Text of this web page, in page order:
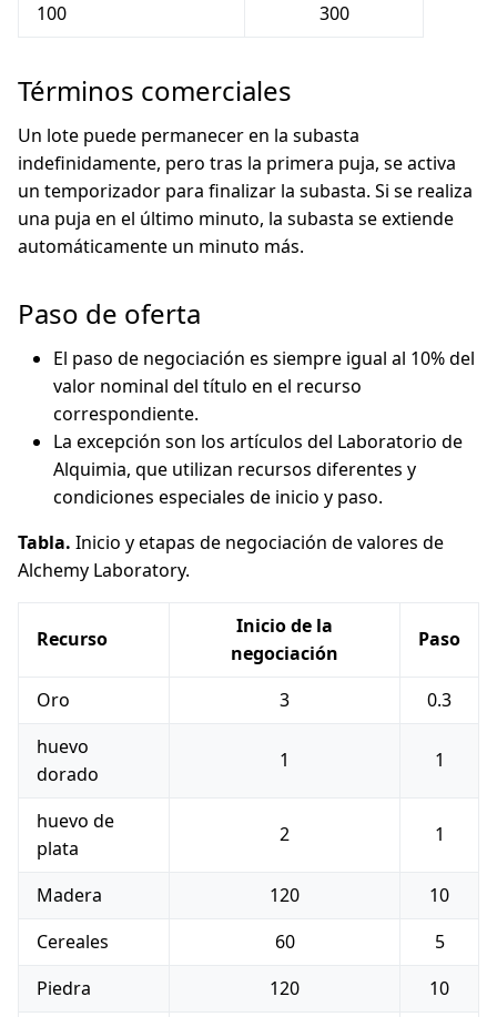
100
300
Términos comerciales
Un lote puede permanecer en la subasta
indefinidamente, pero tras la primera puja, se activa
un temporizador para finalizar la subasta. Si se realiza
una puja en el último minuto, la subasta se extiende
automáticamente un minuto más.
Paso de oferta
El paso de negociación es siempre igual al 10% del
valor nominal del título en el recurso
correspondiente.
La excepción son los artículos del Laboratorio de
Alquimia, que utilizan recursos diferentes y
condiciones especiales de inicio y paso.
Tabla. Inicio y etapas de negociación de valores de
Alchemy Laboratory.
Recurso
Inicio de la
negociación
Paso
Oro 3
0.3
huevo
dorado
1 1
huevo de
plata
2 1
Madera 120
10
Cereales
60
5
Piedra
120
10